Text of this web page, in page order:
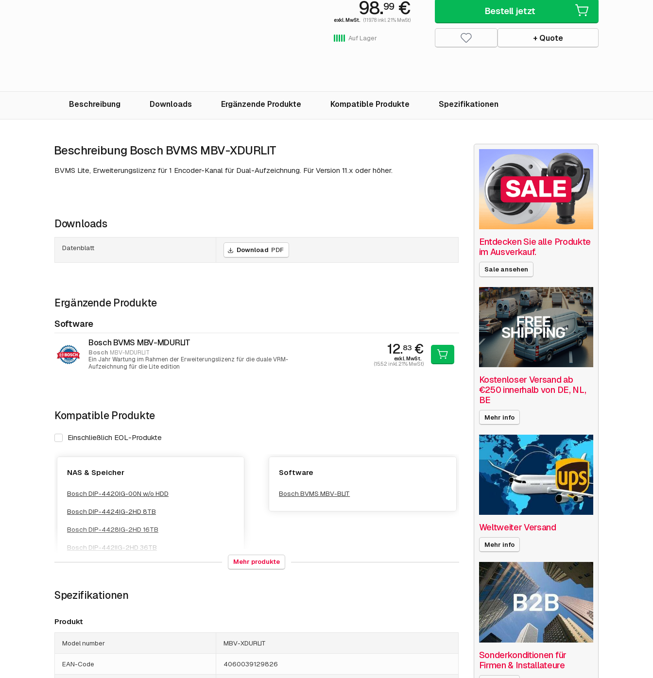
98.99€
exkl. MwSt. (119.78 inkl. 21% MwSt)
Auf Lager
Bestell jetzt
+ Quote
Beschreibung Downloads Ergänzende Produkte Kompatible Produkte Spezifikationen
Beschreibung Bosch BVMS MBV-XDURLIT
BVMS Lite, Erweiterungslizenz für 1 Encoder-Kanal für Dual-Aufzeichnung. Für Version 11.x oder höher.
Downloads
Datenblatt Download PDF
Ergänzende Produkte
Software
Bosch BVMS MBV-MDURLIT
Bosch MBV-MDURLIT
Ein Jahr Wartung im Rahmen der Erweiterungslizenz für die duale VRM-
Aufzeichnung für die Lite edition
12.83 €
exkl. MwSt.
(15.52 inkl. 21% MwSt)
Kompatible Produkte
Einschließlich EOL-Produkte
NAS & Speicher
Bosch DIP-4420IG-00N w/o HDD
Bosch DIP-4424IG-2HD 8TB
Bosch DIP-4428IG-2HD 16TB
Bosch DIP-442IIG-2HD 36TB
Software
Bosch BVMS MBV-BLIT
Mehr produkte
Spezifikationen
Produkt
Model number MBV-XDURLIT
EAN-Code 4060039129826
Entdecken Sie alle Produkte
im Ausverkauf.
Sale ansehen
Kostenloser Versand ab
€250 innerhalb von DE, NL,
BE
Mehr info
Weltweiter Versand
Mehr info
Sonderkonditionen für
Firmen & Installateure